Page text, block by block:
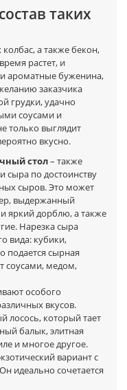
таких
а также бекон,
растет, и
ароматные буженина,
заказчика
грудки, удачно
соусами и
только выглядит
вкусно.
стол– также
сыра по достоинству
сыров. Это может
выдержанный
яркий дорблю, а также
Нарезка сыра
вида: кубики,
подается сырная
соусами, медом,
особого
вкусов.
который тает
балык, элитная
и многое другое.
вариант с
идеально сочетается